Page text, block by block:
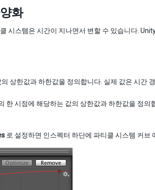
화
시스템은 시간이 지나면서 변할 수 있습니다.
상한값과 하한값을 정의합니다. 실제 값은 시간
한 시점에 해당하는 값의 상한값과 하한값을 정의
로 설정하면 인스펙터 하단에 파티클 시스템 커브